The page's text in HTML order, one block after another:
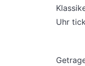
Uhr